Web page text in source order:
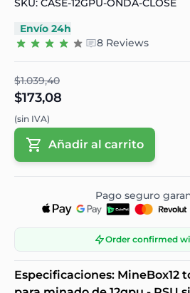
SKU: CASE-12GPU-ONDA-CLOSE
Envío 24h
8 Reviews
$1.039,40
$173,08
(sin IVA)
Añadir al carrito
Pago seguro
Order confirmed
Especificaciones: MineBox12